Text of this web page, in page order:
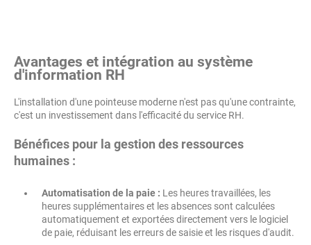
Avantages et intégration au système
d'information RH
L'installation d'une pointeuse moderne n'est pas qu'une contrainte,
c'est un investissement dans l'efficacité du service RH.
Bénéfices pour la gestion des ressources
humaines :
Automatisation de la paie : Les heures travaillées, les
heures supplémentaires et les absences sont calculées
automatiquement et exportées directement vers le logiciel
de paie, réduisant les erreurs de saisie et les risques d'audit.